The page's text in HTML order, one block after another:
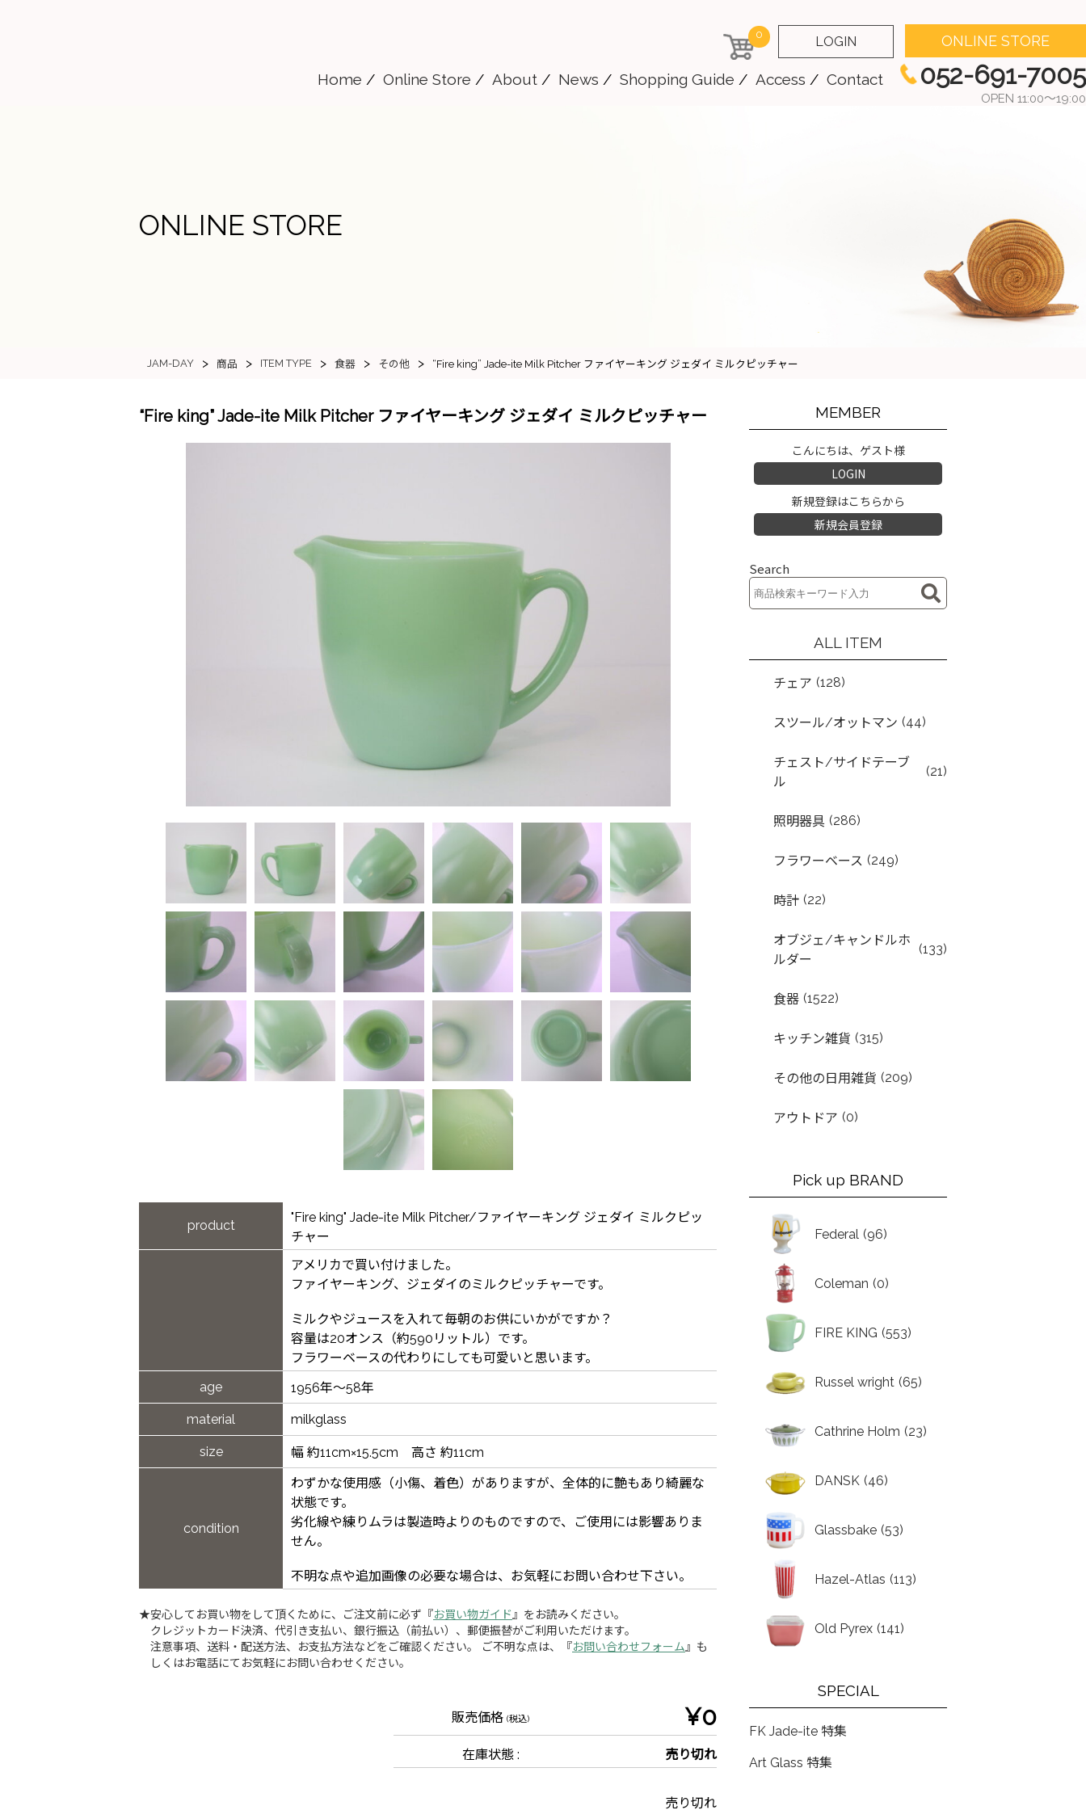
0 LOGIN ONLINE STORE
Home Online Store About News Shopping Guide Access Contact 052-691-7005
OPEN 11:00～19:00
ONLINE STORE
JAM-DAY > 商品 > ITEM TYPE > 食器 > その他 > “Fire king” Jade-ite Milk Pitcher ファイヤーキング ジェダイ ミルクピッチャー
“Fire king” Jade-ite Milk Pitcher ファイヤーキング ジェダイ ミルクピッチャー
product
"Fire king" Jade-ite Milk Pitcher/ファイヤーキング ジェダイ ミルクピッ
チャー
アメリカで買い付けました。
ファイヤーキング、ジェダイのミルクピッチャーです。
ミルクやジュースを入れて毎朝のお供にいかがですか？
容量は20オンス（約590リットル）です。
フラワーベースの代わりにしても可愛いと思います。
age
1956年～58年
material milkglass
size 幅 約11cm×15.5cm 高さ 約11cm
condition
わずかな使用感（小傷、着色）がありますが、全体的に艶もあり綺麗な
状態です。
劣化線や練りムラは製造時よりのものですので、ご使用には影響ありま
せん。
不明な点や追加画像の必要な場合は、お気軽にお問い合わせ下さい。
★安心してお買い物をして頂くために、ご注文前に必ず『お買い物ガイド 』をお読みください。
クレジットカード決済、代引き支払い、銀行振込（前払い）、郵便振替がご利用いただけます。
注意事項、送料・配送方法、お支払方法などをご確認ください。 ご不明な点は、『お問い合わせフォーム 』も
しくはお電話にてお気軽にお問い合わせください。
販売価格(税込) ¥0
在庫状態 : 売り切れ
売り切れ
MEMBER
こんにちは、ゲスト様
LOGIN
新規登録はこちらから
新規会員登録
Search
ALL ITEM
チェア (128)
スツール/オットマン (44)
チェスト/サイドテーブ
ル
(21)
照明器具 (286)
フラワーベース (249)
時計 (22)
オブジェ/キャンドルホ
ルダー
(133)
食器 (1522)
キッチン雑貨 (315)
その他の日用雑貨 (209)
アウトドア (0)
Pick up BRAND
Federal (96)
Coleman (0)
FIRE KING (553)
Russel wright (65)
Cathrine Holm (23)
DANSK (46)
Glassbake (53)
Hazel-Atlas (113)
Old Pyrex (141)
SPECIAL
FK Jade-ite 特集
Art Glass 特集